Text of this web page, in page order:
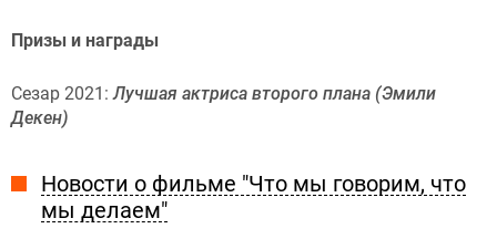
Призы и награды
Сезар 2021:Лучшая актриса второго плана (Эмили
Декен)
Новости о фильме "Что мы говорим, что
мы делаем"